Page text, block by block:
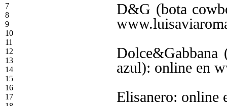
7
8
9
10
11
12
13
14
15
16
17
D&G (bota
azul): online en
Elisanero: online